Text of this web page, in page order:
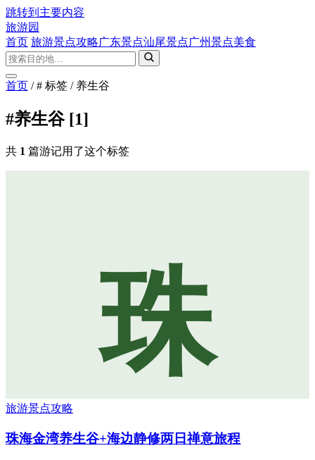
跳转到主要内容
旅游园
首页 旅游景点攻略广东景点汕尾景点广州景点美食
首页 / # 标签 / 养生谷
#养生谷 [1]
共 1 篇游记用了这个标签
珠
旅游景点攻略
珠海金湾养生谷+海边静修两日禅意旅程